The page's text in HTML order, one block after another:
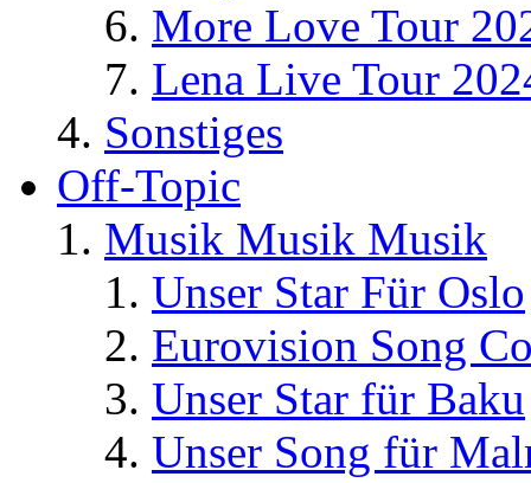
More Love Tour
Lena Live Tour
Sonstiges
Off-Topic
Musik Musik Musik
Unser Star Für Oslo
Eurovision Song
Unser Star für Baku
Unser Song für